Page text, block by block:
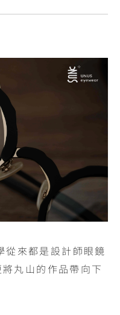
從來都是設計師眼鏡
丸山的作品帶向下